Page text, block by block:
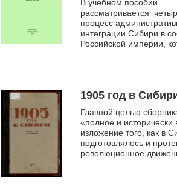
В учебном пособии
рассматривается
процесс
интеграции Сибири в
Российской империи,
1905 год в
Главной целью
«полное и исторически
изложение того, как в
подготовлялось и
революционное